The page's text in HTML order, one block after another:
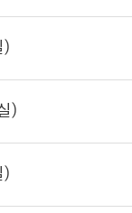
)
)
)